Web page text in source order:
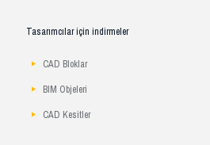
Tasarımcılar için indirmeler
CAD Bloklar
BIM Objeleri
CAD Kesitler